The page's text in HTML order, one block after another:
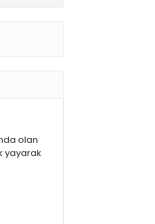
olan
yayarak